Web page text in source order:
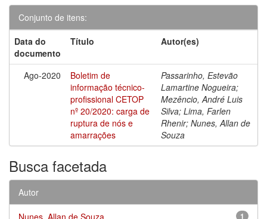
Conjunto de itens:
Data do
documento
Título Autor(es)
Ago-2020
Boletim de
informação técnico-
profissional CETOP
nº 20/2020: carga de
ruptura de nós e
amarrações
Passarinho, Estevão
Lamartine Nogueira;
Mezêncio, André Luis
Silva; Lima, Farlen
Rhenir; Nunes, Allan de
Souza
Busca facetada
Autor
1
Nunes, Allan de Souza